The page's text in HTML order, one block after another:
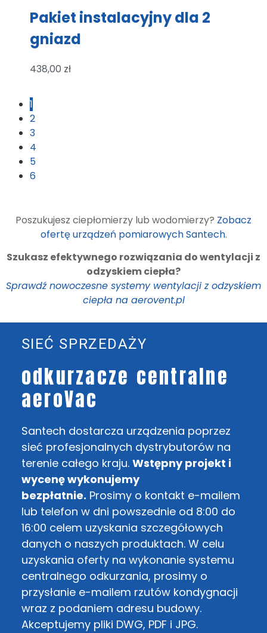
Pakiet instalacyjny dla 2
gniazd
438,00 zł
1
2
3
4
5
6
Poszukujesz ciepłomierzy lub wodomierzy? Zobacz
ofertę urządzeń pomiarowych Santech.
Szukasz efektywnego rozwiązania do wentylacji z
odzyskiem ciepła?
Sprawdź nowoczesne systemy wentylacji z odzyskiem
ciepła na aerovent.pl
SIEĆ SPRZEDAŻY
odkurzacze centralne
aeroVac
Santech dostarcza urządzenia poprzez
sieć profesjonalnych dystrybutorów na
terenie całego kraju. Wstępny projekt i
wycenę wykonujemy
bezpłatnie. Prosimy o kontakt e-mailem
lub telefon w dni powszednie od 8:00 do
16:00 celem uzyskania szczegółowych
danych o naszych produktach. W celu
uzyskania oferty na wykonanie systemu
centralnego odkurzania, prosimy o
przysłanie e-mailem rzutów kondygnacji
wraz z podaniem adresu budowy.
Akceptujemy pliki DWG, PDF i JPG.